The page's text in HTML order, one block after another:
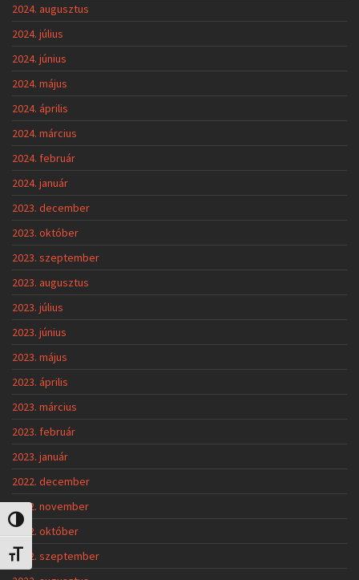
Nagy kontraszt váltása
Betűméret váltása
2024. augusztus
2024. július
2024. június
2024. május
2024. április
2024. március
2024. február
2024. január
2023. december
2023. október
2023. szeptember
2023. augusztus
2023. július
2023. június
2023. május
2023. április
2023. március
2023. február
2023. január
2022. december
2022. november
2022. október
2022. szeptember